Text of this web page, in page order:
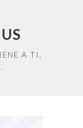
A TI,